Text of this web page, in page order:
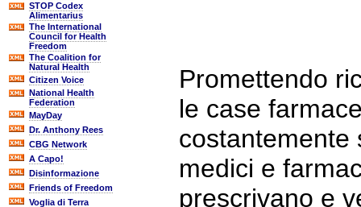
STOP Codex
Alimentarius
The International
Council for Health
Freedom
The Coalition for
Natural Health
Citizen Voice
National Health
Federation
MayDay
Dr. Anthony Rees
CBG Network
A Capo!
Disinformazione
Friends of Freedom
Voglia di Terra
Promettendo
le case
costantemente
medici e
prescrivano e